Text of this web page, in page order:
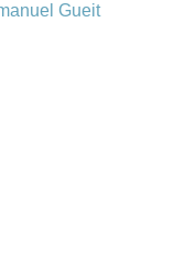
Gueit